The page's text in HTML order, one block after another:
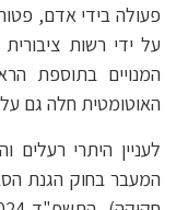
פעולה בידי אדם,
על ידי רשות
המנויים בתוספת
האוטומטית חלה גם על
לעניין היתרי רעלים
המעבר בחוק הגנת